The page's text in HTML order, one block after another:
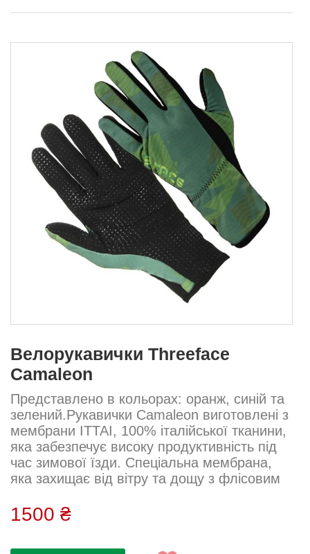
Велорукавички Threeface
Camaleon
Представлено в кольорах: оранж, синій та
зелений.Рукавички Camaleon виготовлені з
мембрани ITTAI, 100% італійської тканини,
яка забезпечує високу продуктивність під
час зимової їзди. Спеціальна мембрана,
яка захищає від вітру та дощу з флісовим
та захист долоні.Рукавички з ідеальною
анатомічною посадкою, забезпечують
1500 ₴